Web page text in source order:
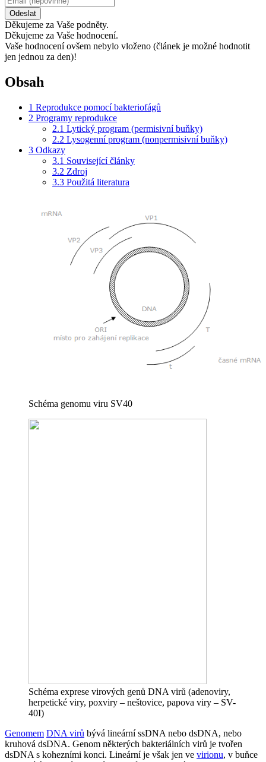
Odeslat
Děkujeme za Vaše podněty.
Děkujeme za Vaše hodnocení.
Vaše hodnocení ovšem nebylo vloženo (článek je možné hodnotit
jen jednou za den)!
Obsah
1 Reprodukce pomocí bakteriofágů
2 Programy reprodukce
2.1 Lytický program (permisivní buňky)
2.2 Lysogenní program (nonpermisivní buňky)
3 Odkazy
3.1 Související články
3.2 Zdroj
3.3 Použitá literatura
Schéma genomu viru SV40
Schéma exprese virových genů DNA virů (adenoviry,
herpetické viry, poxviry – neštovice, papova viry – SV-
40I)
Genomem DNA virů bývá lineární ssDNA nebo dsDNA, nebo
kruhová dsDNA. Genom některých bakteriálních virů je tvořen
dsDNA s kohezními konci. Lineární je však jen ve virionu, v buňce